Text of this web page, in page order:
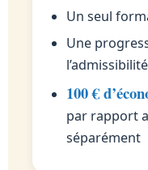
Un seul
Une
100 €
par rapport
séparément